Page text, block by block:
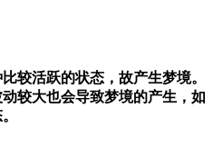
较活跃的状态，故产生梦境。
较大也会导致梦境的产生，如